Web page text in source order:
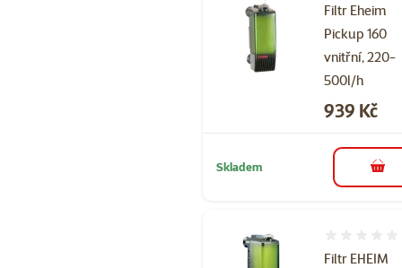
Filtr Eheim
Pickup 160
vnitřní, 220-
500l/h
Cena
939 Kč
Skladem do
Filtr EHEIM